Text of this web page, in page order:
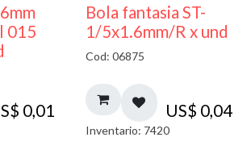
015
0,01
Bola fantasia ST-
1/5x1.6mm/R x und
Cod: 06875
US$ 0,04
Inventario: 7420